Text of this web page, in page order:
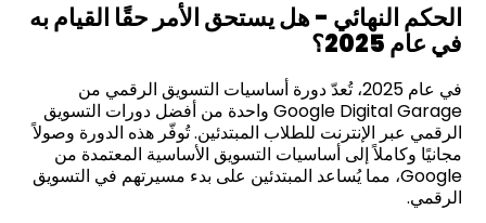
الحكم النهائي - هل يستحق الأمر حقًا القيام به
في عام2025؟
في عام 2025، تُعدّ دورة أساسيات التسويق الرقمي من
Google Digital Garage واحدة من أفضل دورات التسويق
الرقمي عبر الإنترنت للطلاب المبتدئين. تُوفّر هذه الدورة وصولاً
مجانيًا وكاملاً إلى أساسيات التسويق الأساسية المعتمدة من
Google، مما يُساعد المبتدئين على بدء مسيرتهم في التسويق
الرقمي.